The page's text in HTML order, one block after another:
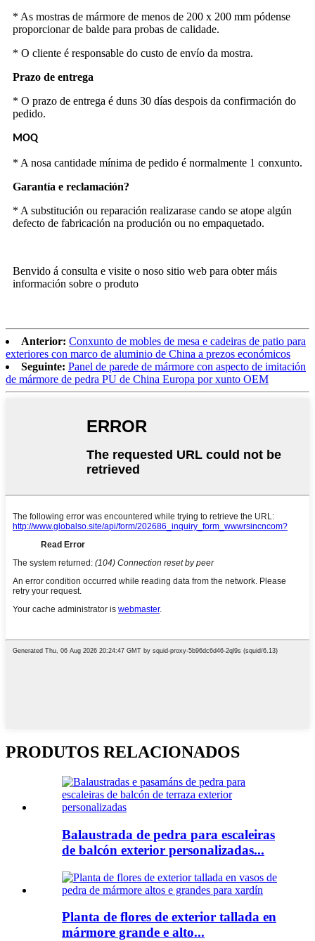
* As mostras de mármore de menos de 200 x 200 mm pódense
proporcionar de balde para probas de calidade.
* O cliente é responsable do custo de envío da mostra.
Prazo de entrega
* O prazo de entrega é duns 30 días despois da confirmación do
pedido.
MOQ
* A nosa cantidade mínima de pedido é normalmente 1 conxunto.
Garantía e reclamación?
* A substitución ou reparación realizarase cando se atope algún
defecto de fabricación na produción ou no empaquetado.
Benvido á consulta e visite o noso sitio web para obter máis
información sobre o produto
Anterior: Conxunto de mobles de mesa e cadeiras de patio para
exteriores con marco de aluminio de China a prezos económicos
Seguinte: Panel de parede de mármore con aspecto de imitación
de mármore de pedra PU de China Europa por xunto OEM
PRODUTOS RELACIONADOS
Balaustrada de pedra para escaleiras
de balcón exterior personalizadas...
Planta de flores de exterior tallada en
mármore grande e alto...